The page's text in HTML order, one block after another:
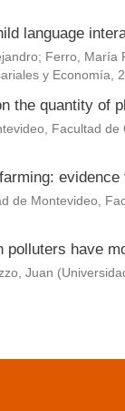
language
; Ferro, María
y Economía,
the quantity of
Facultad
evidence
de Montevideo,
have
Juan (